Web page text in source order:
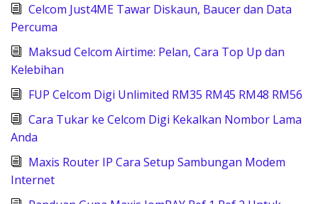
Celcom Just4ME Tawar Diskaun, Baucer dan Data
Percuma
Maksud Celcom Airtime: Pelan, Cara Top Up dan
Kelebihan
FUP Celcom Digi Unlimited RM35 RM45 RM48 RM56
Cara Tukar ke Celcom Digi Kekalkan Nombor Lama
Anda
Maxis Router IP Cara Setup Sambungan Modem
Internet